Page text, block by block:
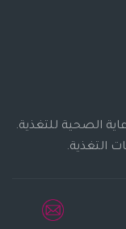
الرعاية الصحية للتغذية.
التغذية.